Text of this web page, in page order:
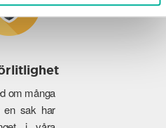
om många
en sak har